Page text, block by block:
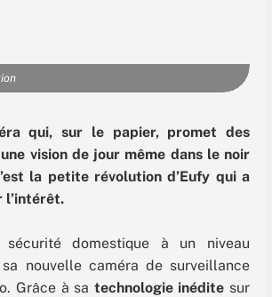
qui, sur le papier, promet des
vision de jour même dans le noir
la petite révolution d’Eufy qui a
l’intérêt.
domestique à un niveau
nouvelle caméra de surveillance
Grâce à sa technologie inédite sur